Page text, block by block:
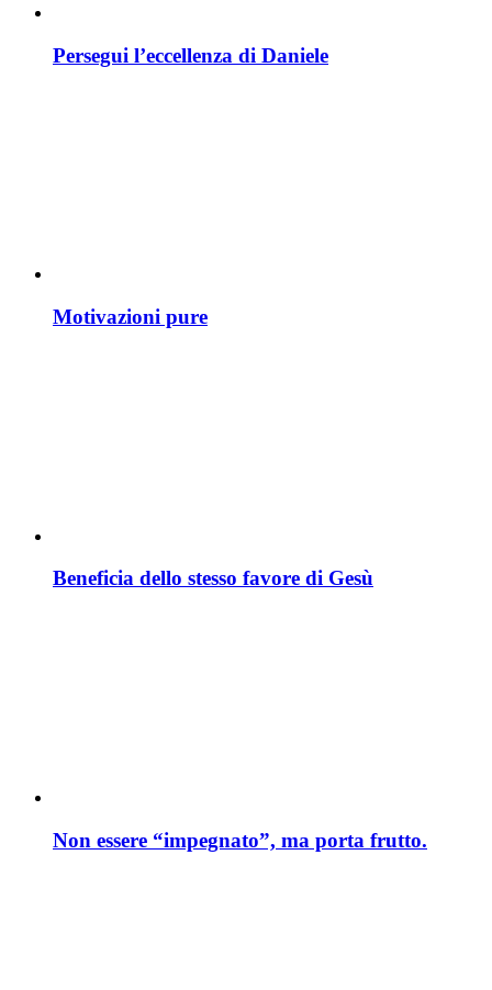
Persegui l’eccellenza di Daniele
Motivazioni pure
Beneficia dello stesso favore di Gesù
Non essere “impegnato”, ma porta frutto.